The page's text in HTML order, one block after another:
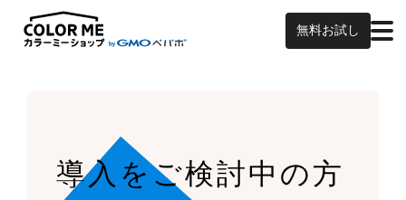
無料お試し
導入をご検討中の方